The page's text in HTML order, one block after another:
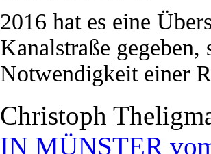
2016 hat es eine
Kanalstraße
Notwendigkeit einer
Christoph
IN MÜNSTER